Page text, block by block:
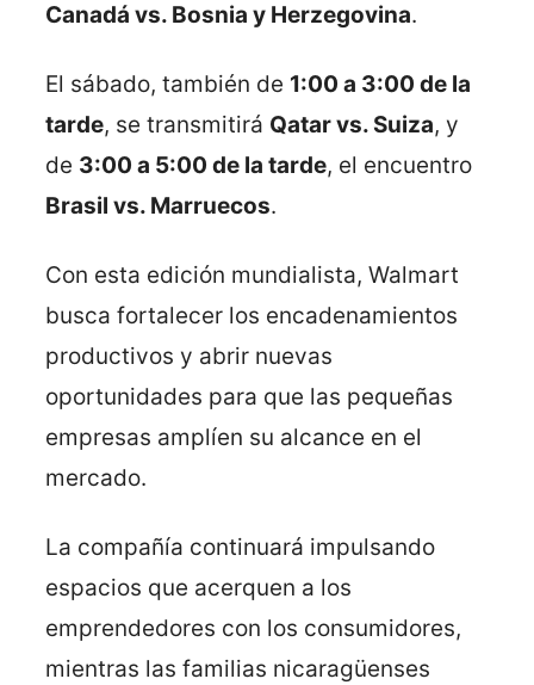
Canadá vs. Bosnia y Herzegovina.
El sábado, también de 1:00 a 3:00 de la
tarde, se transmitirá Qatar vs. Suiza, y
de 3:00 a 5:00 de la tarde, el encuentro
Brasil vs. Marruecos.
Con esta edición mundialista, Walmart
busca fortalecer los encadenamientos
productivos y abrir nuevas
oportunidades para que las pequeñas
empresas amplíen su alcance en el
mercado.
La compañía continuará impulsando
espacios que acerquen a los
emprendedores con los consumidores,
mientras las familias nicaragüenses